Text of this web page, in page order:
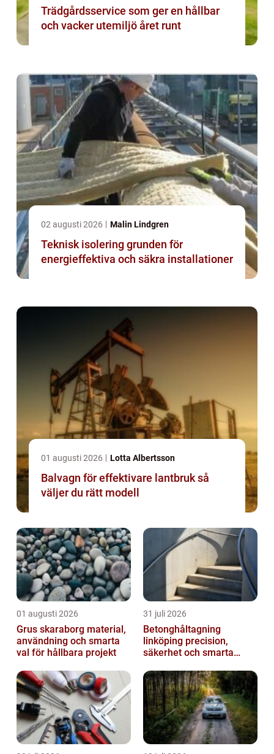
Trädgårdsservice som ger en hållbar
och vacker utemiljö året runt
02 augusti 2026 Malin Lindgren
Teknisk isolering grunden för
energieffektiva och säkra installationer
01 augusti 2026 Lotta Albertsson
Balvagn för effektivare lantbruk så
väljer du rätt modell
01 augusti 2026
Grus skaraborg material,
användning och smarta
val för hållbara projekt
31 juli 2026
Betonghåltagning
linköping precision,
säkerhet och smarta